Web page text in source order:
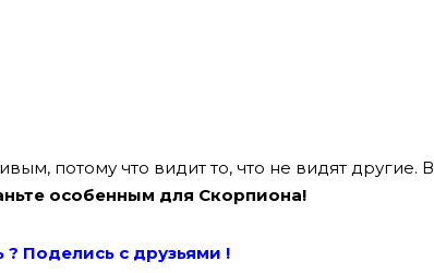
потому что видит то, что не видят другие. В
особенным для Скорпиона!
? Поделись с друзьями !